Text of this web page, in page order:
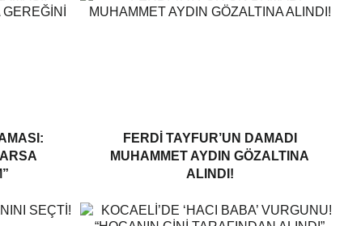
FERDI TAYFUR’UN DAMADI
MUHAMMET AYDIN GÖZALTINA
ALINDI!